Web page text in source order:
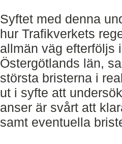
Syftet med denna
hur Trafikverkets
allmän väg efterföljs
Östergötlands län,
största bristerna i
ut i syfte att
anser är svårt att
samt eventuella